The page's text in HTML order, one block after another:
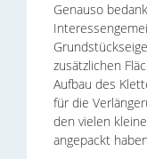
Genauso
zusätzlichen
Aufbau des
für die
den vielen
angepackt